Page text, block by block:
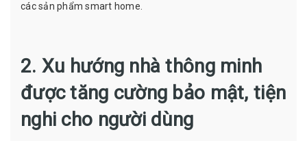
các sản phẩm smart home.
2. Xu hướng nhà thông minh
được tăng cường bảo mật, tiện
nghi cho người dùng